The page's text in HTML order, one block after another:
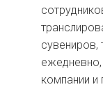
сувениров,
компании